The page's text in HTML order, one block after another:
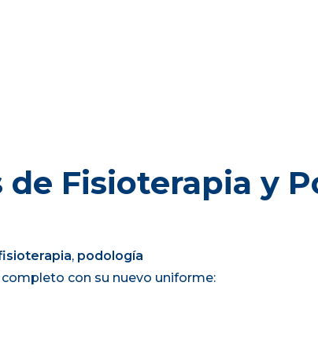
Fisioterapia y
, podología
con su nuevo uniforme: